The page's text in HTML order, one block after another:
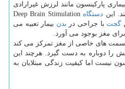
پاركینسون مانند لرزش غیرارادی
این دستگاه Deep Brain Stimulation
گجت با جراحی در بدن بیمار تعبیه می
مغز بوجود می آورد.
های خاصی از مغز تمركز می كند
را دوباره به دست گیرد. هرچند این
نیست اما كیفیت زندگی مبتلایان به